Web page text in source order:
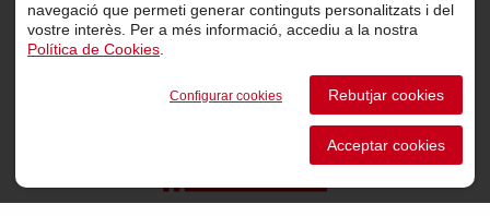
© 2026 Mercolleida. Tots els drets reservats.
ACTIUM Digital
navegació que permeti generar continguts personalitzats i del
vostre interès. Per a més informació, accediu a la nostra
Política de Cookies
Configurar cookies Rebutjar cookies
Acceptar cookies